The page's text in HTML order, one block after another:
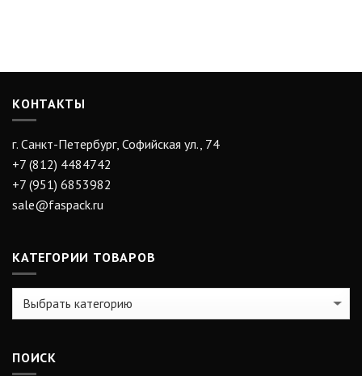
КОНТАКТЫ
г. Санкт-Петербург, Софийская ул., 74
+7 (812) 4484742
+7 (951) 6853982
sale@faspack.ru
КАТЕГОРИИ ТОВАРОВ
ПОИСК